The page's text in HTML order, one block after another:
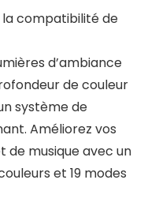
la compatibilité de
d’ambiance
de couleur
système de
Améliorez vos
de musique avec un
et 19 modes